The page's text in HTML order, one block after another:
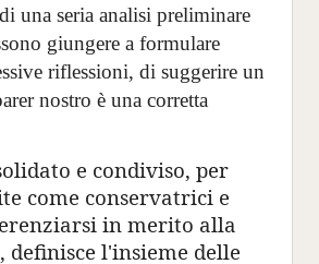
una seria analisi preliminare
giungere a formulare
riflessioni, di suggerire un
nostro è una corretta
e condiviso, per
come conservatrici e
in merito alla
definisce l'insieme delle